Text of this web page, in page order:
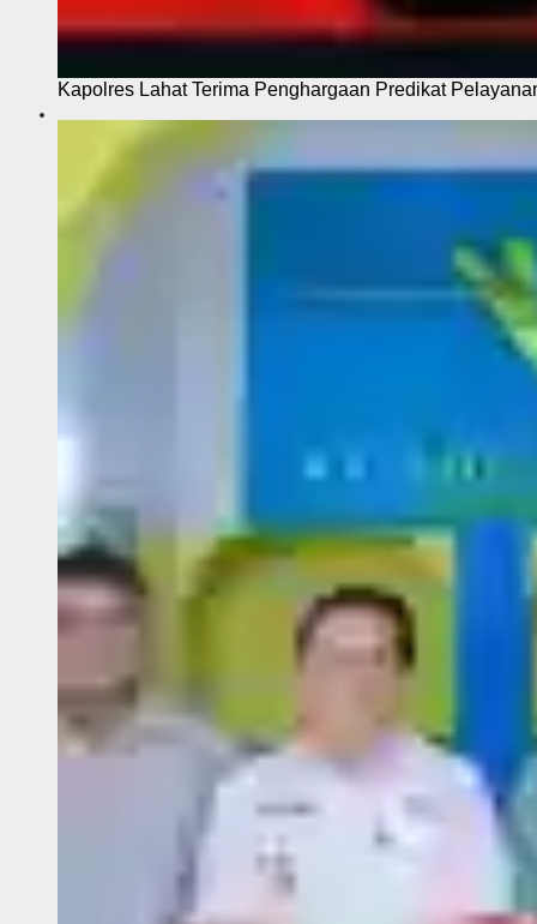
Kapolres Lahat Terima Penghargaan Predikat